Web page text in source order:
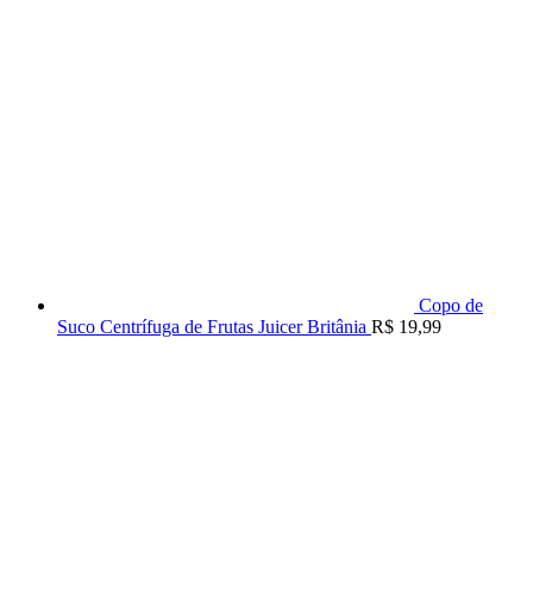
Copo de
Suco Centrífuga de Frutas Juicer Britânia R$ 19,99